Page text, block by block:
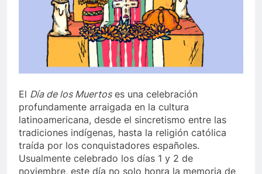
El Día de los Muertoses una celebración
profundamente arraigada en la cultura
latinoamericana, desde el sincretismo entre las
tradiciones indígenas, hasta la religión católica
traída por los conquistadores españoles.
Usualmente celebrado los días 1 y 2 de
noviembre, este día no solo honra la memoria de